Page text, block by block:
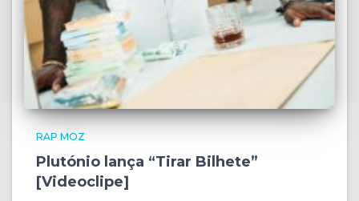
RAP MOZ
Plutónio lança “Tirar Bilhete”
[Videoclipe]